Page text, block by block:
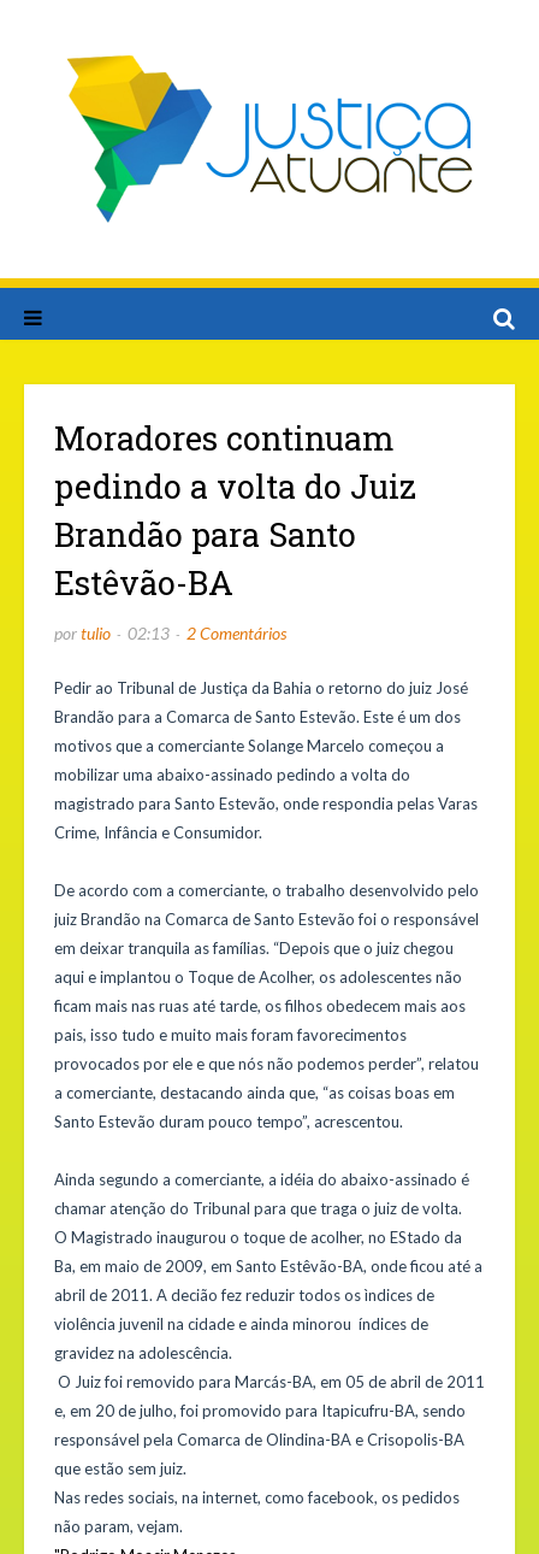
Moradores continuam
pedindo a volta do Juiz
Brandão para Santo
Estêvão-BA
portulio 02:13 2 Comentários
Pedir ao Tribunal de Justiça da Bahia o retorno do juiz José
Brandão para a Comarca de Santo Estevão. Este é um dos
motivos que a comerciante Solange Marcelo começou a
mobilizar uma abaixo-assinado pedindo a volta do
magistrado para Santo Estevão, onde respondia pelas Varas
Crime, Infância e Consumidor.
De acordo com a comerciante, o trabalho desenvolvido pelo
juiz Brandão na Comarca de Santo Estevão foi o responsável
em deixar tranquila as famílias. “Depois que o juiz chegou
aqui e implantou o Toque de Acolher, os adolescentes não
ficam mais nas ruas até tarde, os filhos obedecem mais aos
pais, isso tudo e muito mais foram favorecimentos
provocados por ele e que nós não podemos perder”, relatou
a comerciante, destacando ainda que, “as coisas boas em
Santo Estevão duram pouco tempo”, acrescentou.
Ainda segundo a comerciante, a idéia do abaixo-assinado é
chamar atenção do Tribunal para que traga o juiz de volta.
O Magistrado inaugurou o toque de acolher, no EStado da
Ba, em maio de 2009, em Santo Estêvão-BA, onde ficou até a
abril de 2011. A decião fez reduzir todos os ìndices de
violência juvenil na cidade e ainda minorou índices de
gravidez na adolescência.
O Juiz foi removido para Marcás-BA, em 05 de abril de 2011
e, em 20 de julho, foi promovido para Itapicufru-BA, sendo
responsável pela Comarca de Olindina-BA e Crisopolis-BA
que estão sem juiz.
Nas redes sociais, na internet, como facebook, os pedidos
não param, vejam.